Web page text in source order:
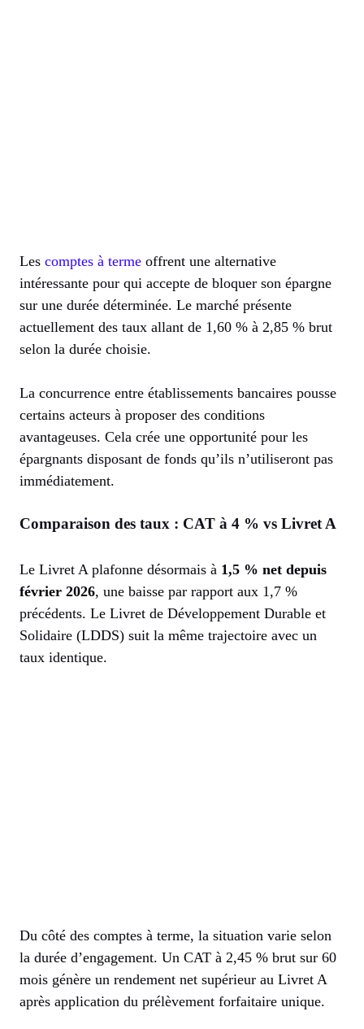
Les comptes à terme offrent une alternative
intéressante pour qui accepte de bloquer son épargne
sur une durée déterminée. Le marché présente
actuellement des taux allant de 1,60 % à 2,85 % brut
selon la durée choisie.
La concurrence entre établissements bancaires pousse
certains acteurs à proposer des conditions
avantageuses. Cela crée une opportunité pour les
épargnants disposant de fonds qu’ils n’utiliseront pas
immédiatement.
Comparaison des taux : CAT à 4 % vs Livret A
Le Livret A plafonne désormais à 1,5 % net depuis
février 2026, une baisse par rapport aux 1,7 %
précédents. Le Livret de Développement Durable et
Solidaire (LDDS) suit la même trajectoire avec un
taux identique.
Du côté des comptes à terme, la situation varie selon
la durée d’engagement. Un CAT à 2,45 % brut sur 60
mois génère un rendement net supérieur au Livret A
après application du prélèvement forfaitaire unique.